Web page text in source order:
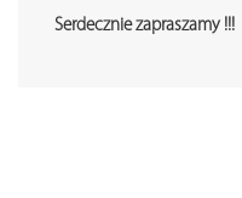
Serdecznie zapraszamy !!!